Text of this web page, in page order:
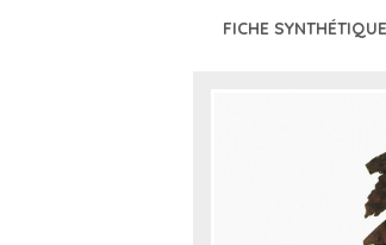
FICHE SYNTHÉTIQUE